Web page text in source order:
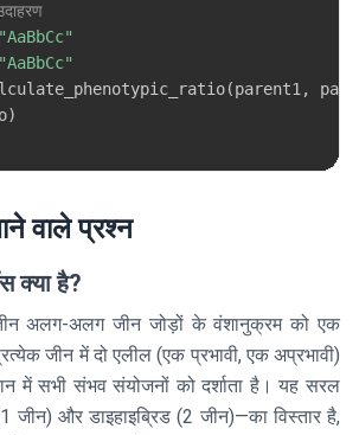
"AaBbCc"
"AaBbCc"
(parent1 ,
)
वाले प्रश्न
क्या है?
तीन अलग-अलग जीन जोड़ों के वंशानुक्रम को एक
जीन में दो एलील (एक प्रभावी, एक अप्रभावी)
में सभी संभव संयोजनों को दर्शाता है। यह सरल
जीन) और डाइहाइब्रिड (2 जीन)—का विस्तार है,